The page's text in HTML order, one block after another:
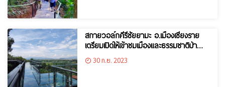
สกายวอล์กคีรีชัยยามะ อ.เมืองเชียงราย
เตรียมเปิดให้เข้าชมเมืองและธรรมชาติป่า
ดอยสะเก็น
30 ก.ย. 2023